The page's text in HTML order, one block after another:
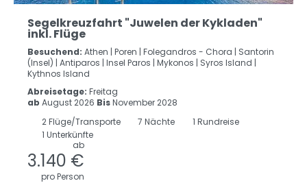
Segelkreuzfahrt "Juwelen der Kykladen"
inkl. Flüge
Besuchend: Athen | Poren | Folegandros - Chora | Santorin
(Insel) | Antiparos | Insel Paros | Mykonos | Syros Island |
Kythnos Island
Abreisetage: Freitag
ab August 2026 BisNovember 2028
2Flüge/Transporte 7 Nächte
1 Rundreise
1 Unterkünfte
ab
3.140 €
pro Person